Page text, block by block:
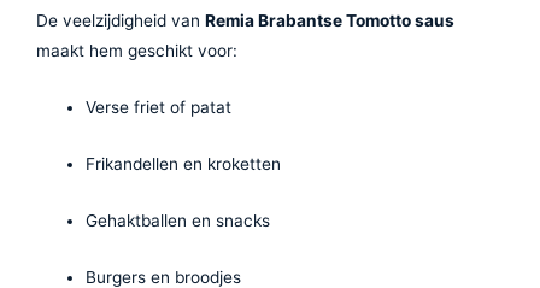
De veelzijdigheid van Remia Brabantse Tomotto saus
maakt hem geschikt voor:
Verse friet of patat
Frikandellen en kroketten
Gehaktballen en snacks
Burgers en broodjes